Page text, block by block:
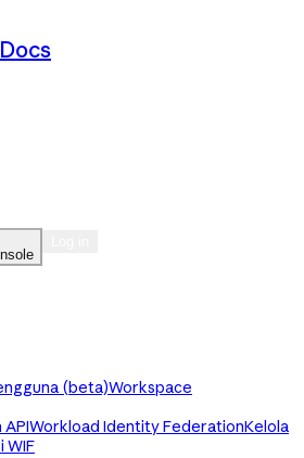
(beta)Workspace
Workload Identity FederationKelola
WIF